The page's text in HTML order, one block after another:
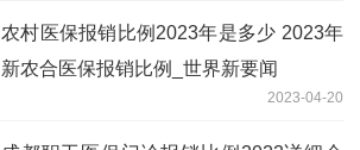
农村医保报销比例2023年是多少 2023年
新农合医保报销比例_世界新要闻
2023-04-20